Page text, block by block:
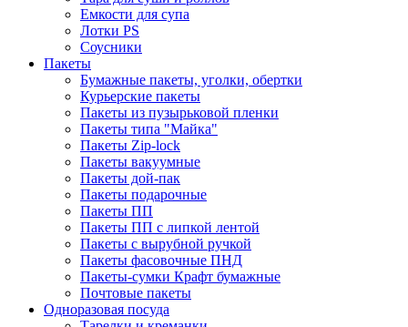
Емкости для супа
Лотки PS
Соусники
Пакеты
Бумажные пакеты, уголки, обертки
Курьерские пакеты
Пакеты из пузырьковой пленки
Пакеты типа "Майка"
Пакеты Zip-lock
Пакеты вакуумные
Пакеты дой-пак
Пакеты подарочные
Пакеты ПП
Пакеты ПП с липкой лентой
Пакеты с вырубной ручкой
Пакеты фасовочные ПНД
Пакеты-сумки Крафт бумажные
Почтовые пакеты
Одноразовая посуда